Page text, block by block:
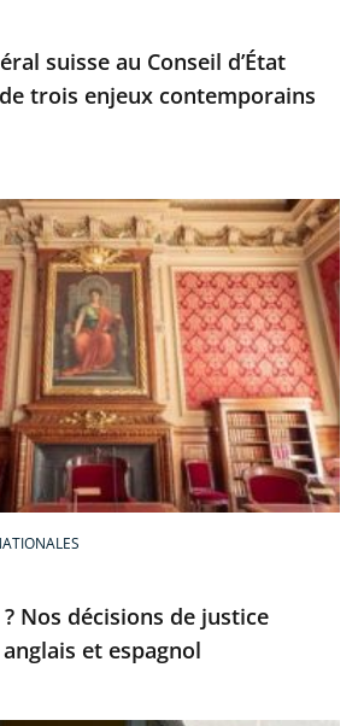
suisse au Conseil d’État
trois enjeux contemporains
Nos décisions de justice
et espagnol